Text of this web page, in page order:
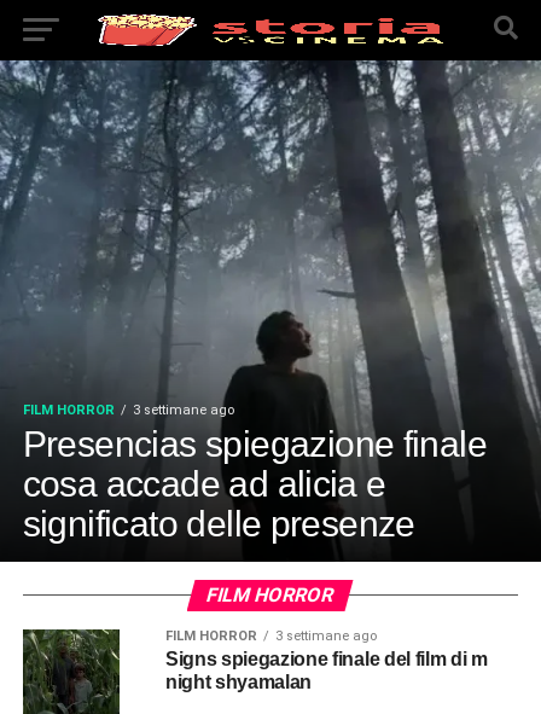
FILM HORROR 3 settimane ago
Presencias spiegazione finale
cosa accade ad alicia e
significato delle presenze
FILM HORROR
FILM HORROR 3 settimane ago
Signs spiegazione finale del film di m
night shyamalan